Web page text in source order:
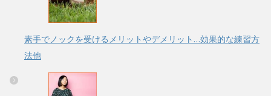
素手でノックを受けるメリットやデメリット…効果的な練習方
法他